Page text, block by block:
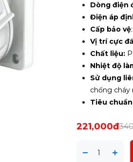
Dòng điện
Điện áp
Cấp bảo vệ
Vị trí cực
Chất liệu:
Nhiệt độ
Sử dụng
chống cháy
Tiêu chuẩn
221,000đ